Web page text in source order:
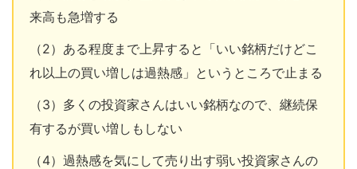
来高も急増する
（2）ある程度まで上昇すると「いい銘柄だけどこ
れ以上の買い増しは過熱感」というところで止まる
（3）多くの投資家さんはいい銘柄なので、継続保
有するが買い増しもしない
（4）過熱感を気にして売り出す弱い投資家さんの